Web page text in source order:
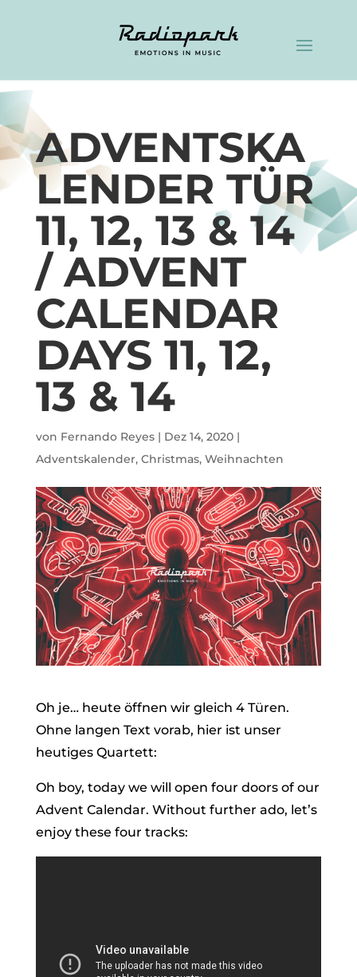
ADVENTSKA
LENDER TÜR
11, 12, 13 & 14
/ ADVENT
CALENDAR
DAYS 11, 12,
13 & 14
von Fernando Reyes| Dez 14, 2020|
Adventskalender, Christmas, Weihnachten
Oh je… heute öffnen wir gleich 4 Türen.
Ohne langen Text vorab, hier ist unser
heutiges Quartett:
Oh boy, today we will open four doors of our
Advent Calendar. Without further ado, let’s
enjoy these four tracks: